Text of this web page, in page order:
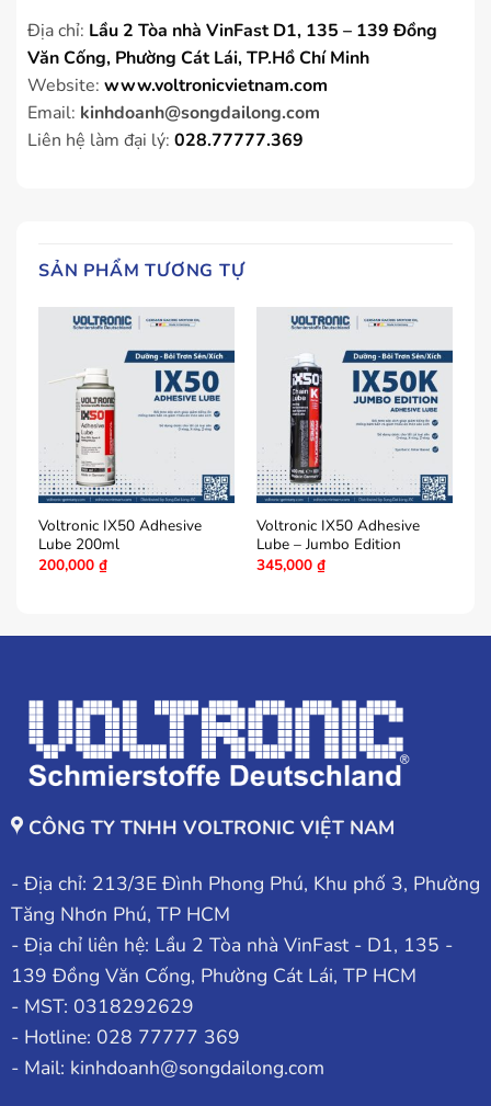
Địa chỉ: Lầu 2 Tòa nhà VinFast D1, 135 – 139 Đồng
Văn Cống, Phường Cát Lái, TP.Hồ Chí Minh
Website: www.voltronicvietnam.com
Email: kinhdoanh@songdailong.com
Liên hệ làm đại lý: 028.77777.369
SẢN PHẨM TƯƠNG TỰ
Voltronic IX50 Adhesive
Lube 200ml
200,000 ₫
Voltronic IX50 Adhesive
Lube – Jumbo Edition
345,000 ₫
CÔNG TY TNHH VOLTRONIC VIỆT NAM
- Địa chỉ: 213/3E Đình Phong Phú, Khu phố 3, Phường
Tăng Nhơn Phú, TP HCM
- Địa chỉ liên hệ: Lầu 2 Tòa nhà VinFast - D1, 135 -
139 Đồng Văn Cống, Phường Cát Lái, TP HCM
- MST: 0318292629
- Hotline: 028 77777 369
- Mail: kinhdoanh@songdailong.com